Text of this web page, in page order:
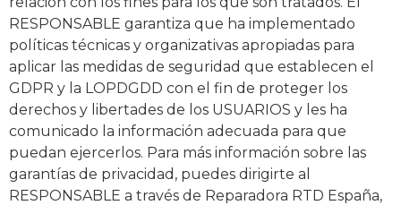
RESPONSABLE garantiza que ha implementado
políticas técnicas y organizativas apropiadas para
aplicar las medidas de seguridad que establecen el
GDPR y la LOPDGDD con el fin de proteger los
derechos y libertades de los USUARIOS y les ha
comunicado la información adecuada para que
puedan ejercerlos. Para más información sobre las
garantías de privacidad, puedes dirigirte al
RESPONSABLE a través de Reparadora RTD España,